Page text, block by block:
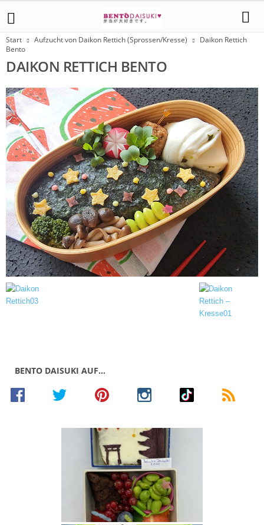
Start Aufzucht von Daikon Rettich (Sprossen/Kresse)
Daikon Rettich
Bento
DAIKON RETTICH BENTO
BENTO DAISUKI AUF…